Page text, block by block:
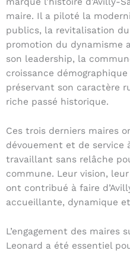
maire. Il a piloté la
publics, la revitalisation
promotion du dynamisme
son leadership, la
croissance
préservant son caractère
riche passé historique.
Ces trois derniers maires
dévouement et de service
travaillant sans relâche
commune. Leur vision,
ont contribué à faire
accueillante, dynamique
L’engagement des maires
Leonard a été essentiel